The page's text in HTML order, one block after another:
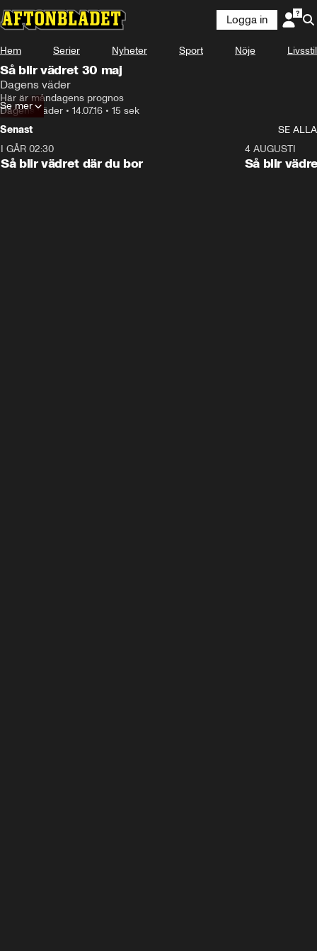
Logga in
Hem Serier Nyheter Sport Nöje Livsstil
Så blir vädret 30 maj
Dagens väder
Här är måndagens prognos
Dagens väder • 14.07.16 • 15 sek
Se mer
Senast
SE ALLA
I GÅR 02:30
Så blir vädret där du bor
4 AUGUSTI
Så blir